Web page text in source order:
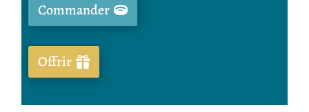
Commander
Offrir